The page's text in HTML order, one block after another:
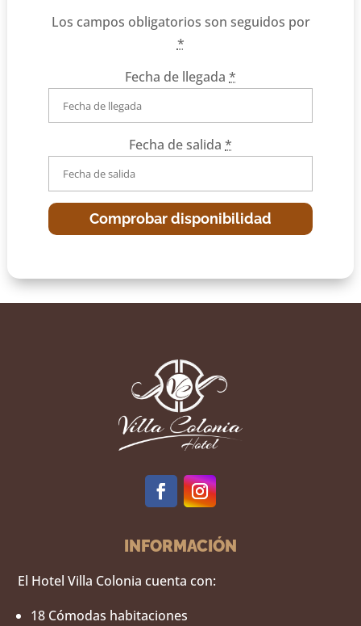
Los campos obligatorios son seguidos por
*
Fecha de llegada *
Fecha de salida *
INFORMACIÓN
El Hotel Villa Colonia cuenta con:
18 Cómodas habitaciones